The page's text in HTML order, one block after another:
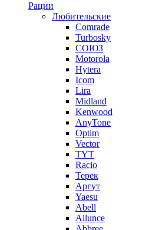
Рации
Любительские
Comrade
Turbosky
СОЮЗ
Motorola
Hytera
Icom
Lira
Midland
Kenwood
AnyTone
Optim
Vector
TYT
Racio
Терек
Аргут
Yaesu
Abell
Ailunce